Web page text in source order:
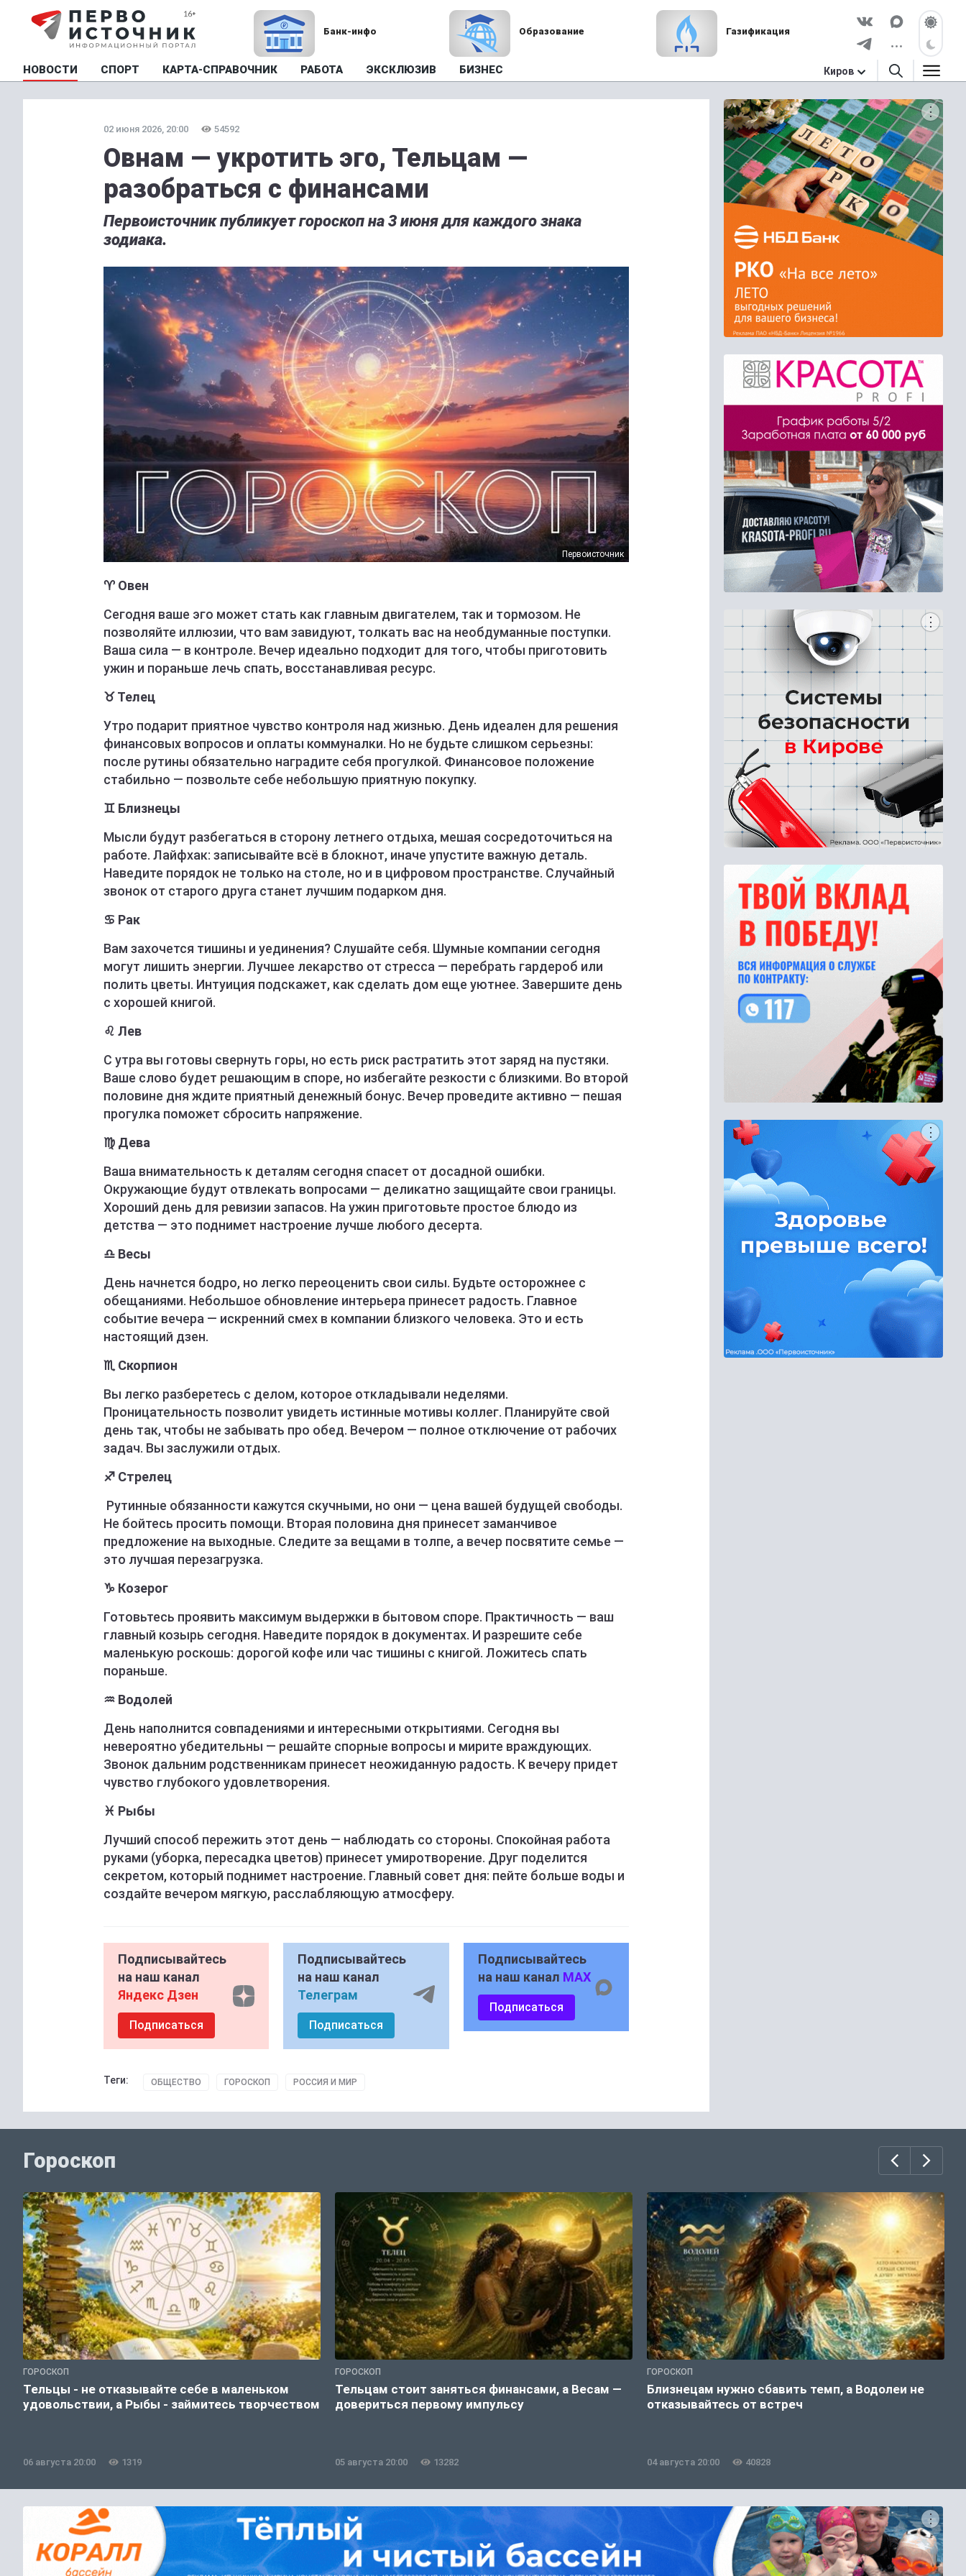
Банк-инфо Образование Газификация
НОВОСТИ СПОРТ КАРТА-СПРАВОЧНИК РАБОТА ЭКСКЛЮЗИВ БИЗНЕС Киров
02 июня 2026, 20:00 54592
Овнам — укротить эго, Тельцам —
разобраться с финансами
Первоисточник публикует гороскоп на 3 июня для каждого знака
зодиака.
Первоисточник
♈ Овен
Сегодня ваше эго может стать как главным двигателем, так и тормозом. Не
позволяйте иллюзии, что вам завидуют, толкать вас на необдуманные поступки.
Ваша сила — в контроле. Вечер идеально подходит для того, чтобы приготовить
ужин и пораньше лечь спать, восстанавливая ресурс.
♉ Телец
Утро подарит приятное чувство контроля над жизнью. День идеален для решения
финансовых вопросов и оплаты коммуналки. Но не будьте слишком серьезны:
после рутины обязательно наградите себя прогулкой. Финансовое положение
стабильно — позвольте себе небольшую приятную покупку.
♊ Близнецы
Мысли будут разбегаться в сторону летнего отдыха, мешая сосредоточиться на
работе. Лайфхак: записывайте всё в блокнот, иначе упустите важную деталь.
Наведите порядок не только на столе, но и в цифровом пространстве. Случайный
звонок от старого друга станет лучшим подарком дня.
♋ Рак
Вам захочется тишины и уединения? Слушайте себя. Шумные компании сегодня
могут лишить энергии. Лучшее лекарство от стресса — перебрать гардероб или
полить цветы. Интуиция подскажет, как сделать дом еще уютнее. Завершите день
с хорошей книгой.
♌ Лев
С утра вы готовы свернуть горы, но есть риск растратить этот заряд на пустяки.
Ваше слово будет решающим в споре, но избегайте резкости с близкими. Во второй
половине дня ждите приятный денежный бонус. Вечер проведите активно — пешая
прогулка поможет сбросить напряжение.
♍ Дева
Ваша внимательность к деталям сегодня спасет от досадной ошибки.
Окружающие будут отвлекать вопросами — деликатно защищайте свои границы.
Хороший день для ревизии запасов. На ужин приготовьте простое блюдо из
детства — это поднимет настроение лучше любого десерта.
♎ Весы
День начнется бодро, но легко переоценить свои силы. Будьте осторожнее с
обещаниями. Небольшое обновление интерьера принесет радость. Главное
событие вечера — искренний смех в компании близкого человека. Это и есть
настоящий дзен.
♏ Скорпион
Вы легко разберетесь с делом, которое откладывали неделями.
Проницательность позволит увидеть истинные мотивы коллег. Планируйте свой
день так, чтобы не забывать про обед. Вечером — полное отключение от рабочих
задач. Вы заслужили отдых.
♐ Стрелец
Рутинные обязанности кажутся скучными, но они — цена вашей будущей свободы.
Не бойтесь просить помощи. Вторая половина дня принесет заманчивое
предложение на выходные. Следите за вещами в толпе, а вечер посвятите семье —
это лучшая перезагрузка.
♑ Козерог
Готовьтесь проявить максимум выдержки в бытовом споре. Практичность — ваш
главный козырь сегодня. Наведите порядок в документах. И разрешите себе
маленькую роскошь: дорогой кофе или час тишины с книгой. Ложитесь спать
пораньше.
♒ Водолей
День наполнится совпадениями и интересными открытиями. Сегодня вы
невероятно убедительны — решайте спорные вопросы и мирите враждующих.
Звонок дальним родственникам принесет неожиданную радость. К вечеру придет
чувство глубокого удовлетворения.
♓ Рыбы
Лучший способ пережить этот день — наблюдать со стороны. Спокойная работа
руками (уборка, пересадка цветов) принесет умиротворение. Друг поделится
секретом, который поднимет настроение. Главный совет дня: пейте больше воды и
создайте вечером мягкую, расслабляющую атмосферу.
Подписывайтесь
на наш канал
Яндекс Дзен
Подписаться
Подписывайтесь
на наш канал
Телеграм
Подписаться
Подписывайтесь
на наш канал MAX
Подписаться
Теги: ОБЩЕСТВО ГОРОСКОП РОССИЯ И МИР
Гороскоп
ГОРОСКОП
Тельцы - не отказывайте себе в маленьком
удовольствии, а Рыбы - займитесь творчеством
06 августа 20:00 1319
ГОРОСКОП
Тельцам стоит заняться финансами, а Весам —
довериться первому импульсу
05 августа 20:00 13282
ГОРОСКОП
Близнецам нужно сбавить темп, а Водолеи не
отказывайтесь от встреч
04 августа 20:00 40828